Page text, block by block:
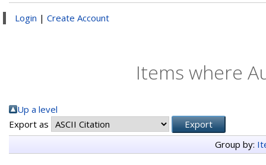
Login | Create Account
Items where
Up a level
Export as
Group by: